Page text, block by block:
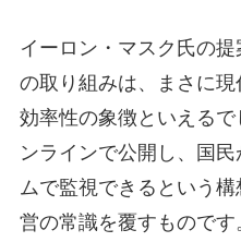
イーロン・マスク氏の提
の取り組みは、まさに
効率性の象徴といえる
ンラインで公開し、国
ムで監視できるという
営の常識を覆すもので